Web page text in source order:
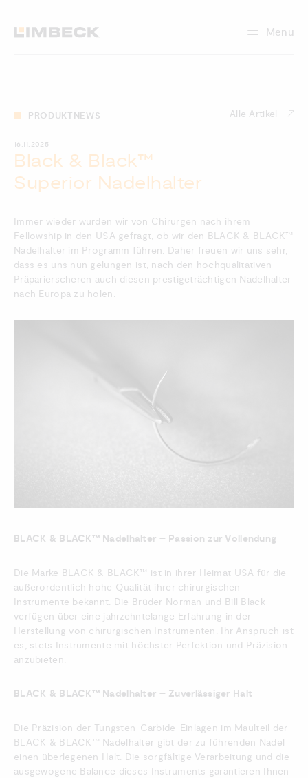
Menü
Alle Artikel
PRODUKTNEWS
16.11.2025
Black & Black™
Superior Nadelhalter
Immer wieder wurden wir von Chirurgen nach ihrem
Fellowship in den USA gefragt, ob wir den BLACK & BLACK™
Nadelhalter im Programm führen. Daher freuen wir uns sehr,
dass es uns nun gelungen ist, nach den hochqualitativen
Präparierscheren auch diesen prestigeträchtigen Nadelhalter
nach Europa zu holen.
BLACK & BLACK™ Nadelhalter – Passion zur Vollendung
Die Marke BLACK & BLACK™ ist in ihrer Heimat USA für die
außerordentlich hohe Qualität ihrer chirurgischen
Instrumente bekannt. Die Brüder Norman und Bill Black
verfügen über eine jahrzehntelange Erfahrung in der
Herstellung von chirurgischen Instrumenten. Ihr Anspruch ist
es, stets Instrumente mit höchster Perfektion und Präzision
anzubieten.
BLACK & BLACK™ Nadelhalter – Zuverlässiger Halt
Die Präzision der Tungsten-Carbide-Einlagen im Maulteil der
BLACK & BLACK™ Nadelhalter gibt der zu führenden Nadel
einen überlegenen Halt. Die sorgfältige Verarbeitung und die
ausgewogene Balance dieses Instruments garantieren Ihnen